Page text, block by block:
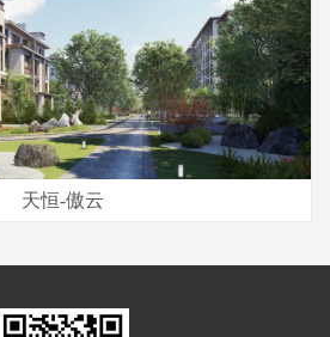
天恒-傲云